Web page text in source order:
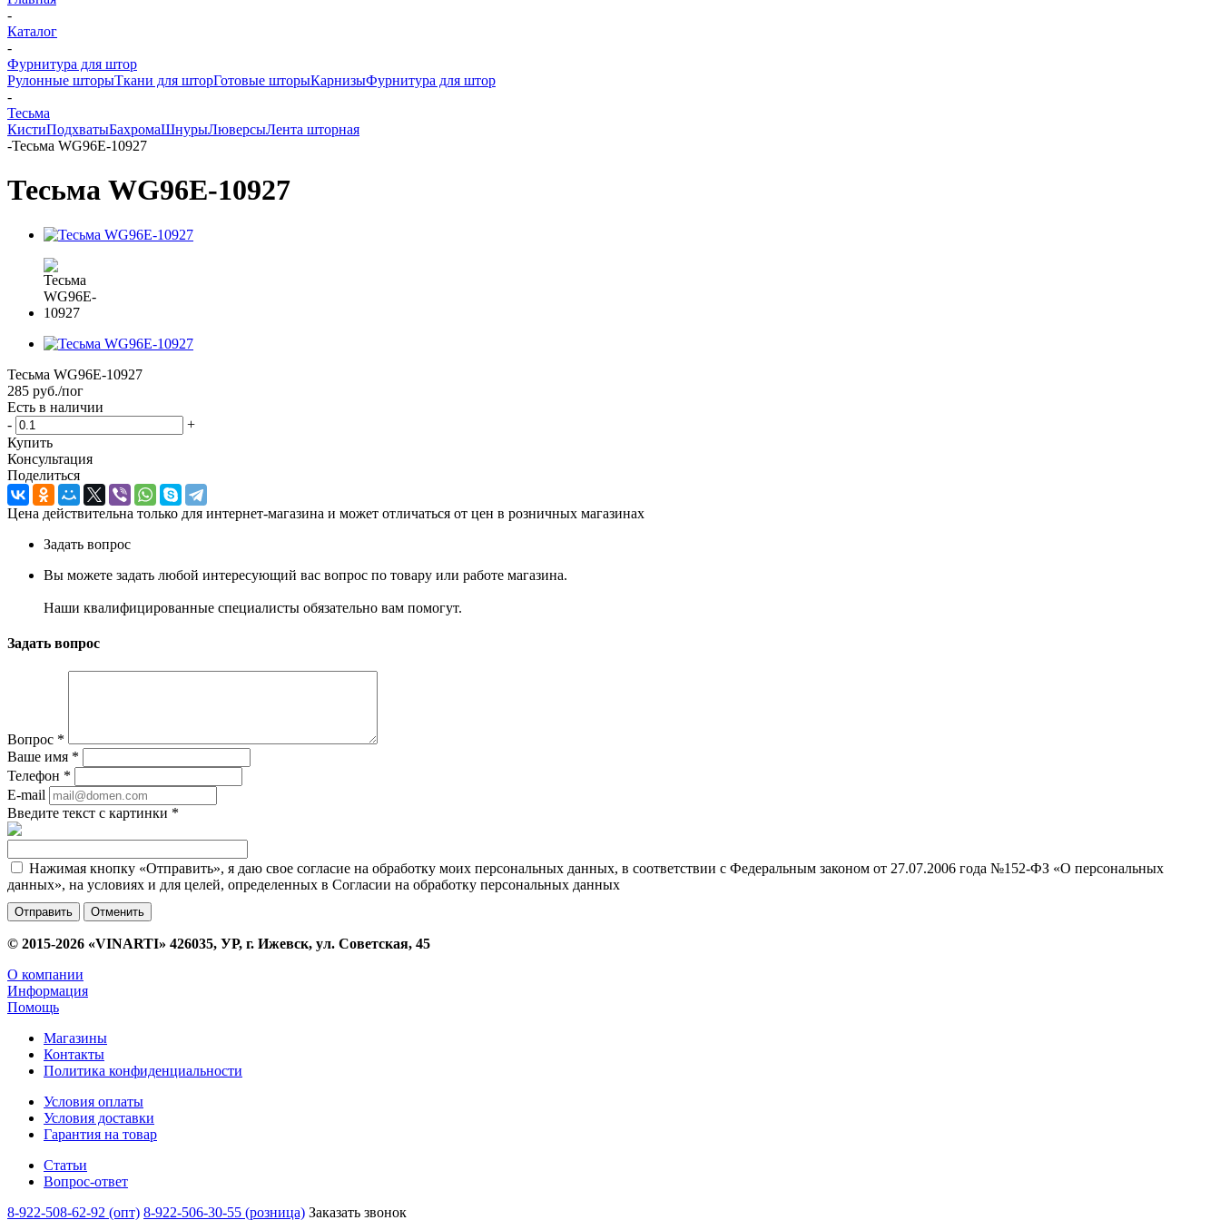
-
Каталог
-
Фурнитура для штор
Рулонные шторыТкани для шторГотовые шторыКарнизыФурнитура для штор
-
Тесьма
КистиПодхватыБахромаШнурыЛюверсыЛента шторная
-Тесьма WG96E-10927
Тесьма WG96E-10927
Тесьма WG96E-10927
285 руб./пог
Есть в наличии
-
+
Купить
Консультация
Поделиться
Цена действительна только для интернет-магазина и может отличаться от цен в розничных магазинах
Задать вопрос
Вы можете задать любой интересующий вас вопрос по товару или работе магазина.
Наши квалифицированные специалисты обязательно вам помогут.
Задать вопрос
Вопрос *
Ваше имя *
Телефон *
E-mail
Введите текст с картинки *
Нажимая кнопку «Отправить», я даю свое согласие на обработку моих персональных данных, в соответствии с Федеральным законом от 27.07.2006 года №152-ФЗ «О персональных
данных», на условиях и для целей, определенных в Согласии на обработку персональных данных
Отменить
© 2015-2026 «VINARTI» 426035, УР, г. Ижевск, ул. Советская, 45
О компании
Информация
Помощь
Магазины
Контакты
Политика конфиденциальности
Условия оплаты
Условия доставки
Гарантия на товар
Статьи
Вопрос-ответ
8-922-508-62-92 (опт) 8-922-506-30-55 (розница) Заказать звонок